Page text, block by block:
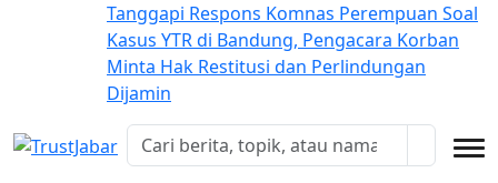
Tanggapi Respons Komnas Perempuan Soal
Kasus YTR di Bandung, Pengacara Korban
Minta Hak Restitusi dan Perlindungan
Dijamin